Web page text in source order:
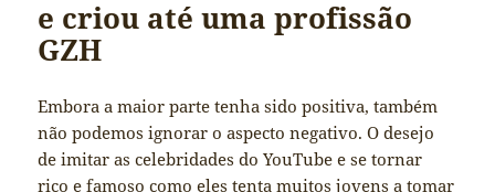
e criou até uma profissão
GZH
Embora a maior parte tenha sido positiva, também
não podemos ignorar o aspecto negativo. O desejo
de imitar as celebridades do YouTube e se tornar
rico e famoso como eles tenta muitos jovens a tomar